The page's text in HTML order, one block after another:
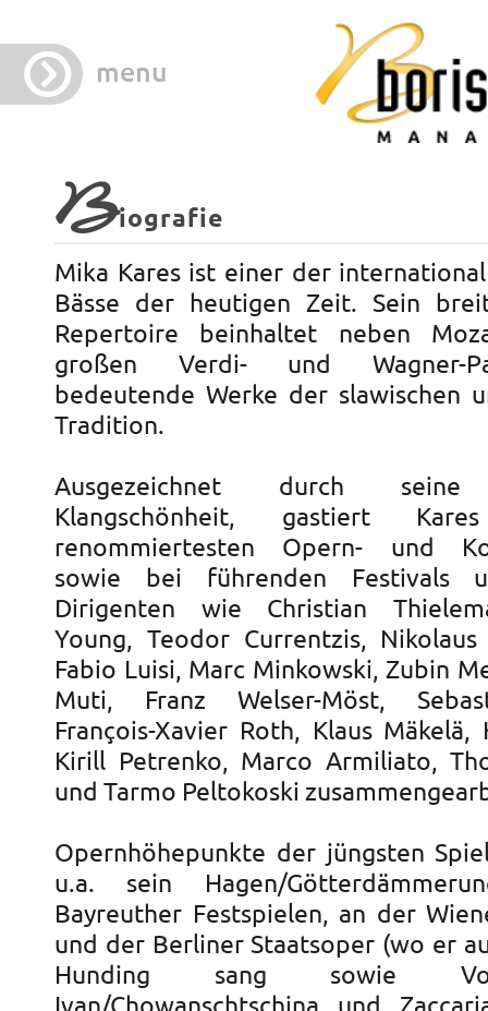
menu
Biografie
Mika Kares ist einer der
Bässe der heutigen Zeit. Sein
Repertoire beinhaltet neben
großen Verdi- und Wagner-
bedeutende Werke der slawischen
Tradition.
Ausgezeichnet durch seine
Klangschönheit, gastiert
renommiertesten Opern- und
sowie bei führenden Festivals
Dirigenten wie Christian
Young, Teodor Currentzis,
Fabio Luisi, Marc Minkowski, Zubin
Muti, Franz Welser-Möst,
François-Xavier Roth, Klaus Mäkelä,
Kirill Petrenko, Marco Armiliato,
und Tarmo Peltokoski
Opernhöhepunkte der jüngsten
u.a. sein Hagen/
Bayreuther Festspielen, an der
und der Berliner Staatsoper (wo er
Hunding sang sowie